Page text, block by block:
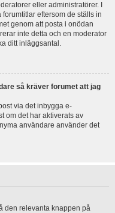
eller administratörer. I
eftersom de ställs in
genom att posta i onödan
inte detta och en moderator
ditt inläggsantal.
så kräver forumet att jag
via det inbygga e-
om det har aktiverats av
användare använder det
den relevanta knappen på